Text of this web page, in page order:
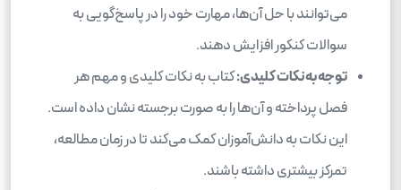
می‌توانند با حل آن‌ها، مهارت خود را در پاسخ‌گویی به
سوالات کنکور افزایش دهند.
توجه به نکات کلیدی:کتاب به نکات کلیدی و مهم هر
فصل پرداخته و آن‌ها را به صورت برجسته نشان داده است.
این نکات به دانش‌آموزان کمک می‌کند تا در زمان مطالعه،
تمرکز بیشتری داشته باشند.